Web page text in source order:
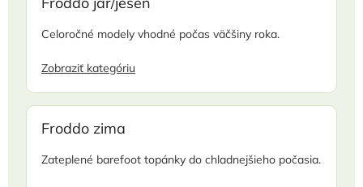
Celoročné modely vhodné počas väčšiny roka.
Zobraziť kategóriu
Froddo zima
Zateplené barefoot topánky do chladnejšieho počasia.